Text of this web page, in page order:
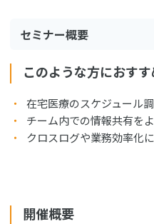
セミナー概要
このような方におすす
在宅医療のスケジュール
チーム内での情報共有を
クロスログや業務効率化
開催概要